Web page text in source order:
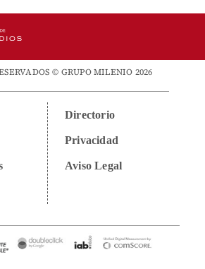
© GRUPO MILENIO 2026
Directorio
Privacidad
Aviso Legal